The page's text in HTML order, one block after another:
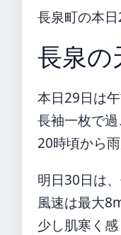
長泉町の本
長泉の
本日29日は
長袖一枚で
20時頃から
明日30日は
風速は最大
少し肌寒く感